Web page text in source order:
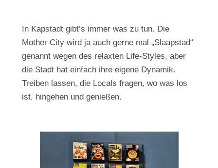
In Kapstadt gibt’s immer was zu tun. Die
Mother City wird ja auch gerne mal „Slaapstad“
genannt wegen des relaxten Life-Styles, aber
die Stadt hat einfach ihre eigene Dynamik.
Treiben lassen, die Locals fragen, wo was los
ist, hingehen und genießen.